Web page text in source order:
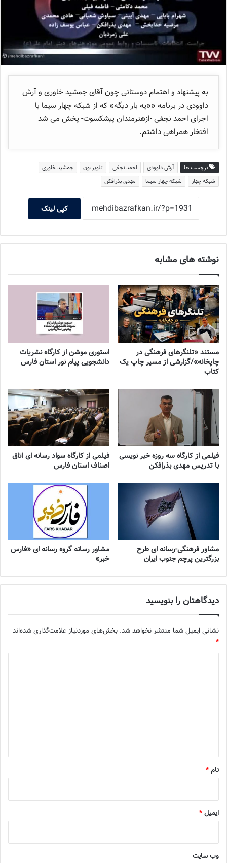
به پیشنهاد و اهتمام دوستانی چون آقای جمشید خاوری و آرش
داوودی در برنامه ««یه بار دیگه» که از شبکه چهار سیما با
اجرای احمد نجفی -ازهنرمندان پیشکسوت- پخش می شد
افتخار همراهی داشتم.
برچسب ها آرش داوودی احمد نجفی تلویزیون
جمشید خاوری
شبکه چهار
شبکه چهار سیما مهدی بذرافکن
کپی لینک
نوشته های مشابه
مستند «تلنگرهای فرهنگی در
چاپخانه»/گزارشی از مسیر چاپ یک
کتاب
استوری موشن از کارگاه نشریات
دانشجویی پیام نور استان فارس
فیلمی از کارگاه سه روزه خبر نویسی
با تدریس مهدی بذرافکن
فیلمی از کارگاه سواد رسانه ای اتاق
اصناف استان فارس
مشاور فرهنگی-رسانه ای طرح
بزرگترین پرچم جنوب ایران
مشاور رسانه گروه رسانه ای «فارس
خبر»
دیدگاهتان را بنویسید
نشانی ایمیل شما منتشر نخواهد شد. بخش‌های موردنیاز علامت‌گذاری شده‌اند
*
نام*
ایمیل*
وب‌ سایت